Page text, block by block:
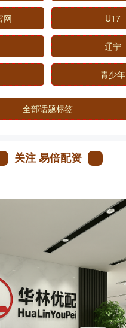
网 U17
辽宁
青少年
全部话题标签
关注 易倍配资